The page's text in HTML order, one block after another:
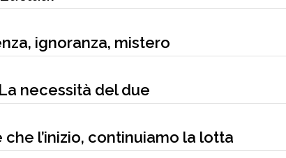
ignoranza, mistero
necessità del due
che l’inizio, continuiamo la lotta